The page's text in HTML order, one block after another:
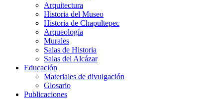
Arquitectura
Historia del Museo
Historia de Chapultepec
Arqueología
Murales
Salas de Historia
Salas del Alcázar
Educación
Materiales de divulgación
Glosario
Publicaciones